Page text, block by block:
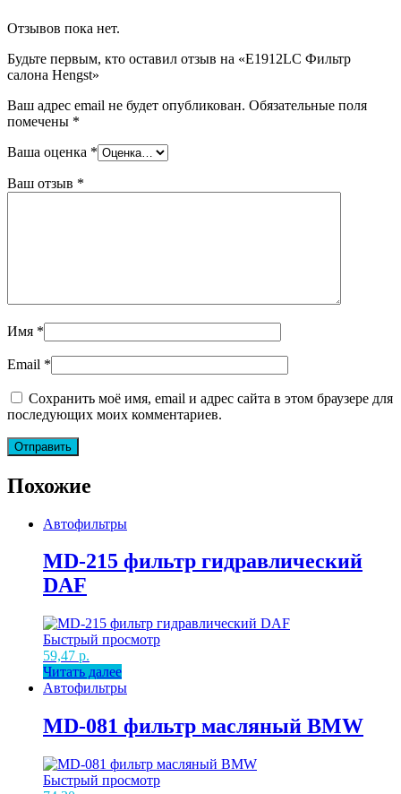
Отзывов пока нет.
Будьте первым, кто оставил отзыв на «E1912LC Фильтр
салона Hengst»
Ваш адрес email не будет опубликован. Обязательные поля
помечены *
Ваша оценка *
Ваш отзыв *
Имя *
Email *
Сохранить моё имя, email и адрес сайта в этом браузере для
последующих моих комментариев.
Похожие
Автофильтры
MD-215 фильтр гидравлический
DAF
Быстрый просмотр
59,47 р.
Читать далее
Автофильтры
MD-081 фильтр масляный BMW
Быстрый просмотр